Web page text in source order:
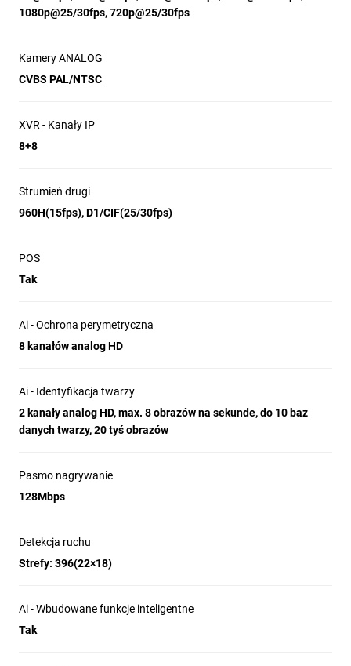
1080p@25/30fps, 720p@25/30fps
Kamery ANALOG
CVBS PAL/NTSC
XVR - Kanały IP
8+8
Strumień drugi
960H(15fps), D1/CIF(25/30fps)
POS
Tak
Ai - Ochrona perymetryczna
8 kanałów analog HD
Ai - Identyfikacja twarzy
2 kanały analog HD, max. 8 obrazów na sekunde, do 10 baz
danych twarzy, 20 tyś obrazów
Pasmo nagrywanie
128Mbps
Detekcja ruchu
Strefy: 396(22×18)
Ai - Wbudowane funkcje inteligentne
Tak